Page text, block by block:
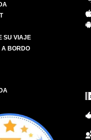
SU VIAJE
A BORDO